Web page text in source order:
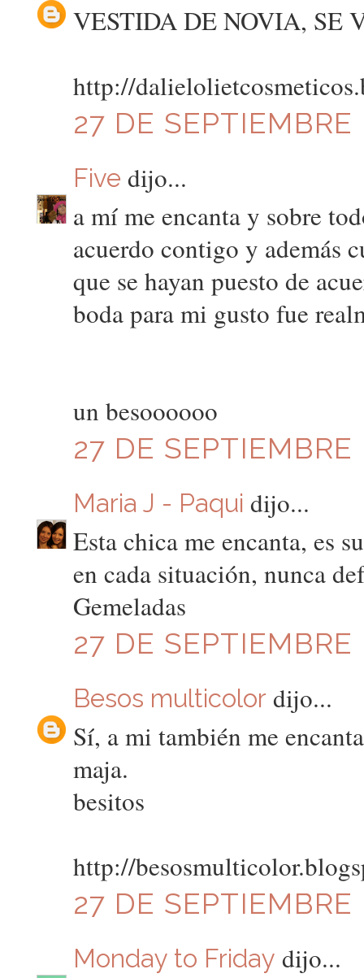
VESTIDA DE NOVIA, SE
http://
27 DE
Five dijo...
a mí me encanta y sobre
acuerdo contigo y además
que se hayan puesto de
boda para mi gusto fue
un besoooooo
27 DE
Maria J - Paqui dijo...
Esta chica me encanta, es
en cada situación, nunca
Gemeladas
27 DE
Besos multicolor dijo...
Sí, a mi también me
maja.
besitos
http://
27 DE
Monday to Friday dijo...